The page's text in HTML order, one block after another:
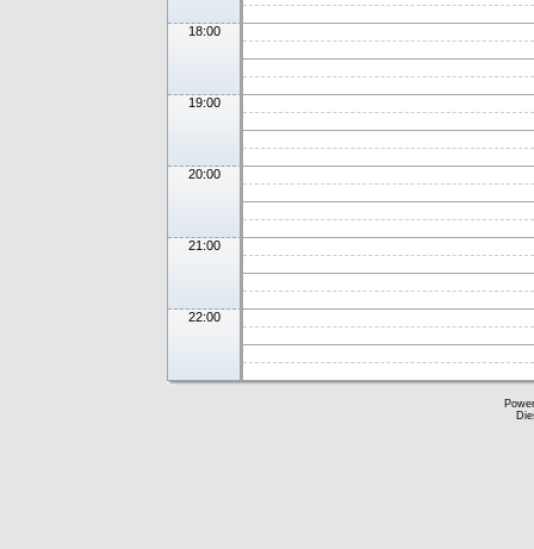
18:00
19:00
20:00
21:00
22:00